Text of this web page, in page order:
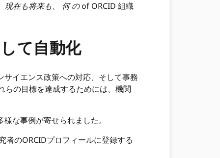
現在も将来も、 何 のof ORCID 組織
て自動化
イエンス政策への対応、そして事務
らの目標を達成するためには、機関
な事例が寄せられました。
者のORCIDプロフィールに登録する